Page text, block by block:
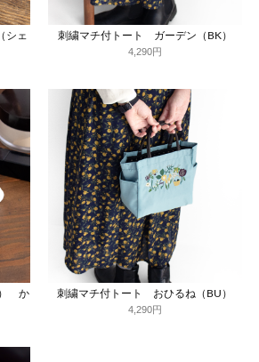
シェ
刺繍マチ付トート ガーデン（BK）
4,290円
） か
刺繍マチ付トート おひるね（BU）
4,290円